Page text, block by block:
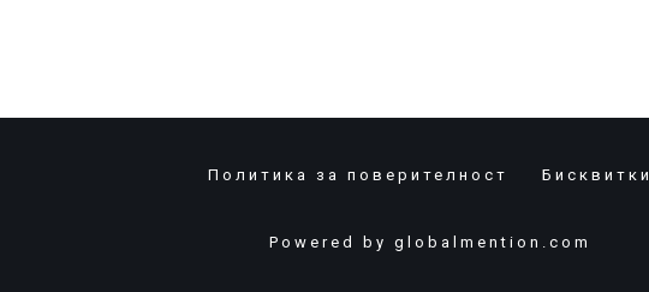
Политика за поверителност Бисквитки
Powered by globalmention.com